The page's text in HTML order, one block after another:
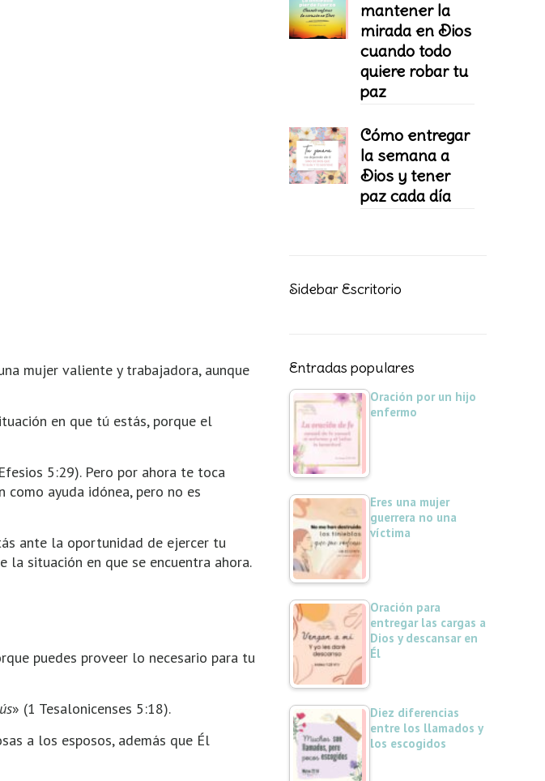
mujer valiente y trabajadora, aunque
en que tú estás, porque el
5:29). Pero por ahora te toca
ayuda idónea, pero no es
ante la oportunidad de ejercer tu
situación en que se encuentra ahora.
puedes proveer lo necesario para tu
» (1 Tesalonicenses 5:18).
a los esposos, además que Él
mantener la
mirada en Dios
cuando todo
quiere robar tu
paz
Cómo entregar
la semana a
Dios y tener
paz cada día
Sidebar Escritorio
Entradas populares
Oración por un hijo
enfermo
Eres una mujer
guerrera no una
víctima
Oración para
entregar las cargas a
Dios y descansar en
Él
Diez diferencias
entre los llamados y
los escogidos